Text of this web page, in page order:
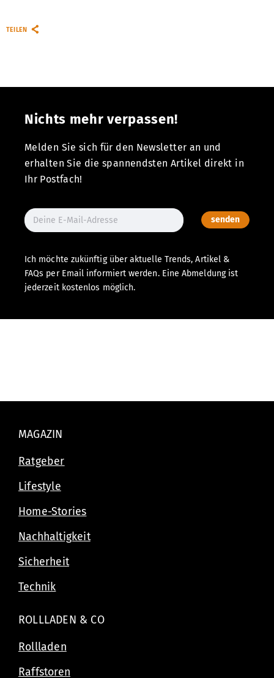
TEILEN
Nichts mehr verpassen!
Melden Sie sich für den Newsletter an und
erhalten Sie die spannendsten Artikel direkt in
Ihr Postfach!
senden
Ich möchte zukünftig über aktuelle Trends, Artikel &
FAQs per Email informiert werden. Eine Abmeldung ist
jederzeit kostenlos möglich.
MAGAZIN
Ratgeber
Lifestyle
Home-Stories
Nachhaltigkeit
Sicherheit
Technik
ROLLLADEN & CO
Rollladen
Raffstoren